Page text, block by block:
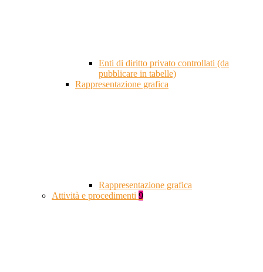
Enti di diritto privato controllati (da
pubblicare in tabelle)
Rappresentazione grafica
Rappresentazione grafica
Attività e procedimenti 9